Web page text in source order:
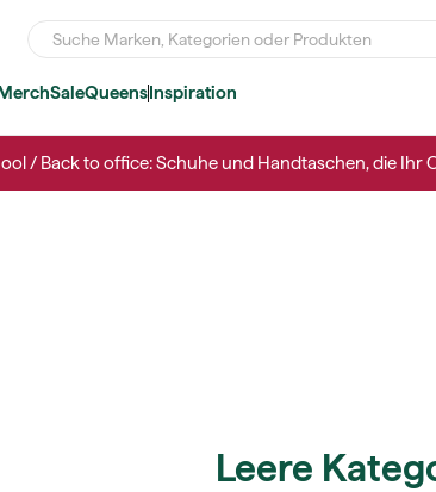
SaleQueensInspiration
/ Back to office: Schuhe und Handtaschen, die
Leere